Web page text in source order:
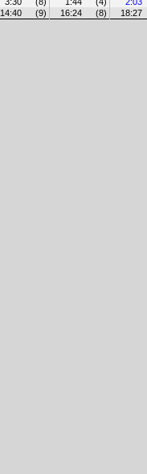
14:40 (9) 16:24 (8) 18:27